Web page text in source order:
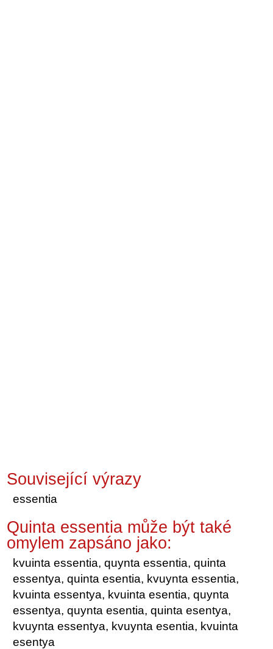
Související výrazy
essentia
Quinta essentia může být také
omylem zapsáno jako:
kvuinta essentia, quynta essentia, quinta
essentya, quinta esentia, kvuynta essentia,
kvuinta essentya, kvuinta esentia, quynta
essentya, quynta esentia, quinta esentya,
kvuynta essentya, kvuynta esentia, kvuinta
esentya